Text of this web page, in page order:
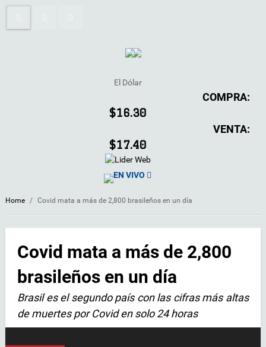
El Dólar
COMPRA:
$16.30
VENTA:
$17.40
EN VIVO
Home / Covid mata a más de 2,800 brasileños en un día
Covid mata a más de 2,800
brasileños en un día
Brasil es el segundo país con las cifras más altas
de muertes por Covid en solo 24 horas